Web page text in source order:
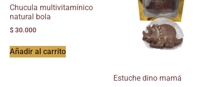
Chucula multivitamínico
natural bola
$30.000
Añadir al carrito
Estuche dino mamá